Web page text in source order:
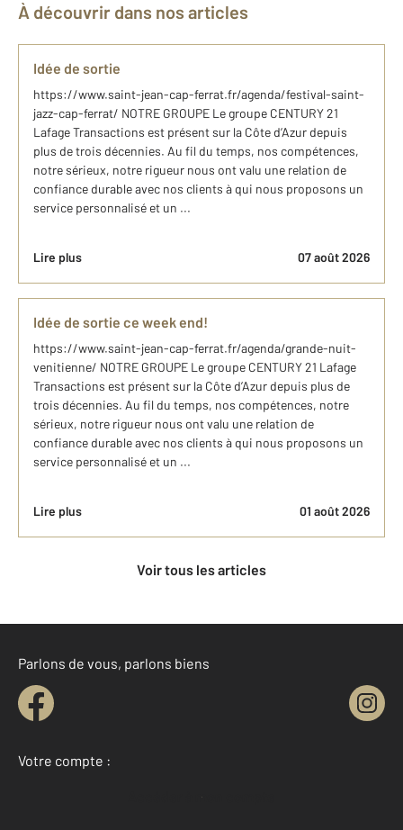
À découvrir dans nos articles
Idée de sortie
https://www.saint-jean-cap-ferrat.fr/agenda/festival-saint-
jazz-cap-ferrat/ NOTRE GROUPE Le groupe CENTURY 21
Lafage Transactions est présent sur la Côte d’Azur depuis
plus de trois décennies. Au fil du temps, nos compétences,
notre sérieux, notre rigueur nous ont valu une relation de
confiance durable avec nos clients à qui nous proposons un
service personnalisé et un ...
Lire plus 07 août 2026
Idée de sortie ce week end!
https://www.saint-jean-cap-ferrat.fr/agenda/grande-nuit-
venitienne/ NOTRE GROUPE Le groupe CENTURY 21 Lafage
Transactions est présent sur la Côte d’Azur depuis plus de
trois décennies. Au fil du temps, nos compétences, notre
sérieux, notre rigueur nous ont valu une relation de
confiance durable avec nos clients à qui nous proposons un
service personnalisé et un ...
Lire plus 01 août 2026
Voir tous les articles
Parlons de vous, parlons biens
Votre compte :
Accéder à mon compte